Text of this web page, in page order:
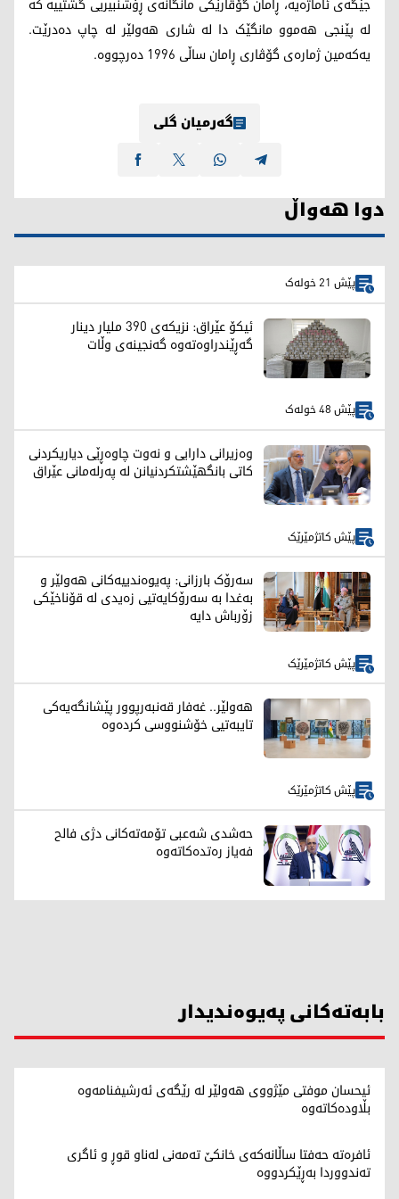
لە پێنجی ھەموو مانگێک دا لە شاری ھەولێر لە چاپ دەدرێت.
یەکەمین ژمارەی گۆڤاری ڕامان ساڵی 1996 دەرچووە.
گەرمیان گلی
دوا هەواڵ
پێش 21 خولەک
ئیکۆ عێراق: نزیکەی 390 ملیار دینار
گەڕێندراوەتەوە گەنجینەی وڵات
پێش 48 خولەک
وەزیرانی دارایی و نەوت چاوەڕێی دیاریکردنی
کاتی بانگهێشتکردنیانن لە پەرلەمانی عێراق
پێش کاتژمێرێک
سەرۆک بارزانی: پەیوەندییەکانی هەولێر و
بەغدا بە سەرۆکایەتیی زەیدی لە قۆناخێکی
زۆرباش دایە
پێش کاتژمێرێک
هەولێر.. غەفار قەنبەرپوور پێشانگەیەکی
تایبەتیی خۆشنووسی کردەوە
پێش کاتژمێرێک
حەشدی شەعبی تۆمەتەکانی دژی فالح
فەیاز رەتدەکاتەوە
بابەتەکانی پەیوەندیدار
ئیحسان موفتی مێژووی هەولێر لە رێگەی ئەرشیفنامەوە
بڵاودەکاتەوە
ئافرەتە حەفتا ساڵانەکەی خانکێ تەمەنی لەناو قوڕ و ئاگری
تەندووردا بەڕێکردووە